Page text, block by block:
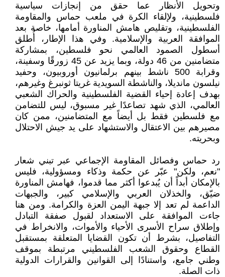
وتحويل الأنظار عما حقق من إنجازات سياسية
فلسطينية، ولإلقاء الكرة في ملعب حماس والمقاومة
الفلسطينية، وتقليص هامش المناورة أمامها، خاصة بعد
الموافقة العربية والإسلامية. وفي هذا الإطار، أُطلق
أسطول الصمود العالمي نحو فلسطين، بمشاركة
متضامنين من 46 دولة، وبما يزيد عن 45 زورقًا وسفينة،
وقرابة 500 ناشط بينهم برلمانيون أوروبيون، وحفيد
نيلسون مانديلا، والناشطة السويدية غريتا ثونبرغ وغيرهم،
بهدف إعادة إحياء القضية الفلسطينية والحراك الشعبي
العالمي، الذي شهد تصاعدًا غير مسبوق، ليس للتضامن
مع فلسطين فقط بل أيضاً مع المتضامنين، ممن كان
مصيرهم بين الاعتقال والاستشهاد على يد جيش الاحتلال
وبحريته.
رد حماس وفصائل المقاومة الإجماعي عبر تبني شعار
"نعم، ولكن" عبّر عن حكمة وذكاء ومسؤولية، فليس
بالإمكان أبداً أن يُبدعوا أكثر مما قدموا، فهامش المناورة
ضيّق، والخذلان العربي والإسلامي كبير، والجبهات
الداعمة لم تعد إلا جبهة اليمن العزة والكرامة. ومن هنا
جاءت الموافقة على الاستعداد لقبول صفقة التبادل
وإطلاق سراح الأسرى الأحياء والأموات، والانخراط في
التفاصيل، بشرط أن تكون القضايا المتعلقة بمستقبل
القطاع وحقوق الشعب الفلسطيني مرتبطة بموقف
وطني جامع، واستنادًا إلى القوانين والقرارات الدولية
ذات الصلة.